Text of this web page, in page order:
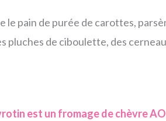
le pain de purée de carottes,
pluches de ciboulette, des
est un fromage de chèvre